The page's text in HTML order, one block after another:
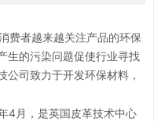
费者越来越关注产品的环保
生的污染问题促使行业寻找
公司致力于开发环保材料，
4月，是英国皮革技术中心